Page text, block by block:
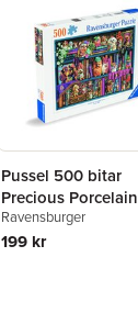
Pussel 500 bitar
Precious Porcelain
Pups
Ravensburger
199 kr